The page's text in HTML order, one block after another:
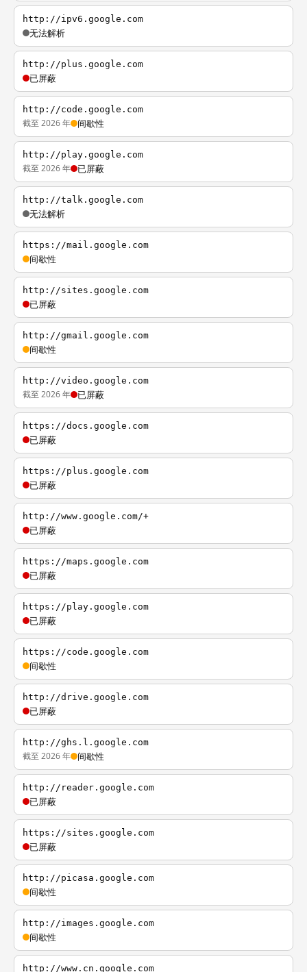
http://ipv6.google.com
无法解析
http://plus.google.com
已屏蔽
http://code.google.com
截至 2026 年 间歇性
http://play.google.com
截至 2026 年 已屏蔽
http://talk.google.com
无法解析
https://mail.google.com
间歇性
http://sites.google.com
已屏蔽
http://gmail.google.com
间歇性
http://video.google.com
截至 2026 年 已屏蔽
https://docs.google.com
已屏蔽
https://plus.google.com
已屏蔽
http://www.google.com/+
已屏蔽
https://maps.google.com
已屏蔽
https://play.google.com
已屏蔽
https://code.google.com
间歇性
http://drive.google.com
已屏蔽
http://ghs.l.google.com
截至 2026 年 间歇性
http://reader.google.com
已屏蔽
https://sites.google.com
已屏蔽
http://picasa.google.com
间歇性
http://images.google.com
间歇性
http://www.cn.google.com